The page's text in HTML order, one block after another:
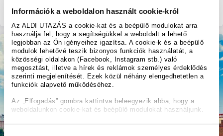
Információk a weboldalon használt cookie-król
Az ALDI UTAZÁS a cookie-kat és a beépülő modulokat arra
használja fel, hogy a segítségükkel a weboldalt a lehető
legjobban az Ön igényeihez igazítsa. A cookie-k és a beépülő
modulok lehetővé teszik bizonyos funkciók használatát, a
közösségi oldalakon (Facebook, Instagram stb.) való
megosztást, illetve a hírek és reklámok személyes érdeklődés
szerinti megjelenítését. Ezek közül néhány elengedhetetlen a
funkciók alapvető működéséhez.
Az „Elfogadás” gombra kattintva beleegyezik abba, hogy a
weboldalunkon cookie-kat és beépülő modulokat használjunk.
az ajánlathoz